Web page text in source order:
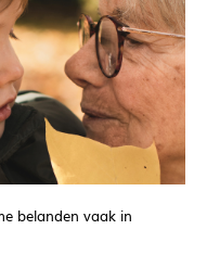
belanden vaak in